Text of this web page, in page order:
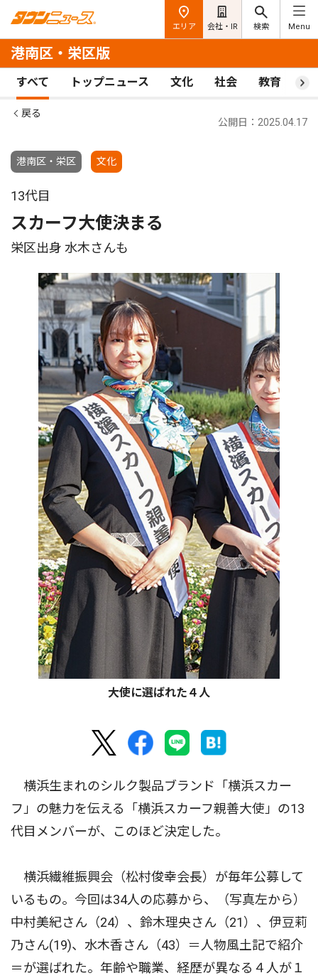
エリア 会社・IR 検索 Menu
港南区・栄区版
すべて トップニュース 文化 社会 教育 ス
戻る
港南区・栄区 文化
公開日：2025.04.17
13代目
スカーフ大使決まる
栄区出身 水木さんも
大使に選ばれた４人
横浜生まれのシルク製品ブランド「横浜スカー
フ」の魅力を伝える「横浜スカーフ親善大使」の13
代目メンバーが、このほど決定した。
横浜繊維振興会（松村俊幸会長）が毎年公募して
いるもの。今回は34人の応募から、（写真左から）
中村美紀さん（24）、鈴木理央さん（21）、伊豆莉
乃さん(19)、水木香さん（43）＝人物風土記で紹介
＝が選ばれた。年齢や職業、経歴が異なる４人が１